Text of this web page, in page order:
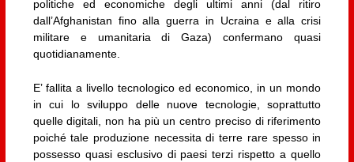
politiche ed economiche degli ultimi anni (dal ritiro
dall’Afghanistan fino alla guerra in Ucraina e alla crisi
militare e umanitaria di Gaza) confermano quasi
quotidianamente.
E’ fallita a livello tecnologico ed economico, in un mondo
in cui lo sviluppo delle nuove tecnologie, soprattutto
quelle digitali, non ha più un centro preciso di riferimento
poiché tale produzione necessita di terre rare spesso in
possesso quasi esclusivo di paesi terzi rispetto a quello